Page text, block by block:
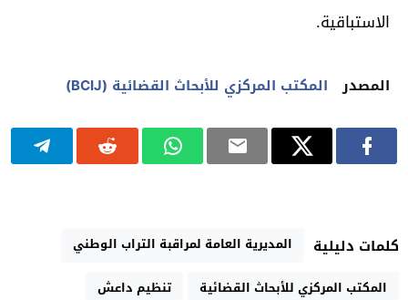
الاستباقية.
المصدر المكتب المركزي للأبحاث القضائية (BCIJ)
كلمات دليلية
المديرية العامة لمراقبة التراب الوطني
المكتب المركزي للأبحاث القضائية
تنظيم داعش